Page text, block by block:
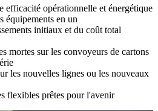
efficacité opérationnelle et énergétique
équipements en un
initiaux et du coût total
mortes sur les convoyeurs de cartons
les nouvelles lignes ou les nouveaux
flexibles prêtes pour l'avenir